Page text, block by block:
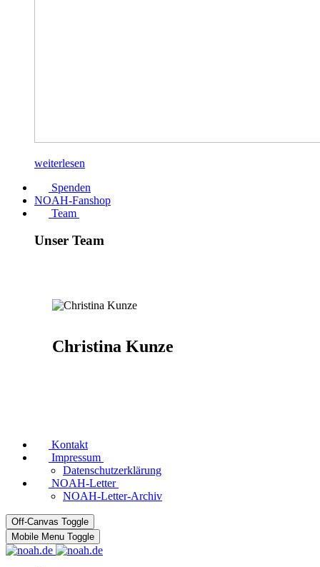
weiterlesen
Spenden
NOAH-Fanshop
Team
Unser Team
Christina Kunze
Kontakt
Impressum
Datenschutzerklärung
NOAH-Letter
NOAH-Letter-Archiv
Off-Canvas Toggle
Mobile Menu Toggle